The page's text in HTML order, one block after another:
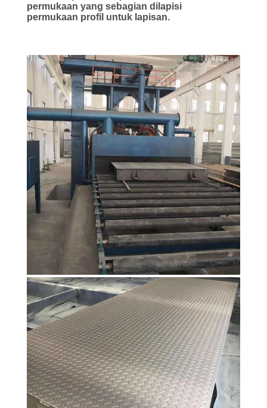
permukaan yang sebagian dilapisi
permukaan profil untuk lapisan.